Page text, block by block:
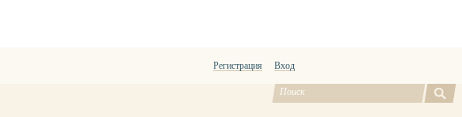
Регистрация Вход